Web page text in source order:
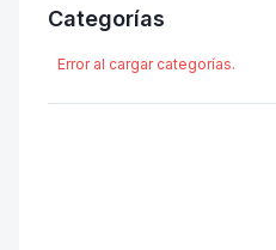
Categorías
Error al cargar categorías.